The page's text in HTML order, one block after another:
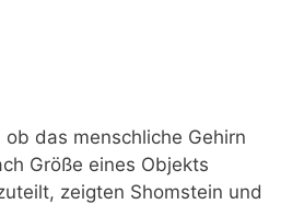
das menschliche Gehirn
Größe eines Objekts
zeigten Shomstein und